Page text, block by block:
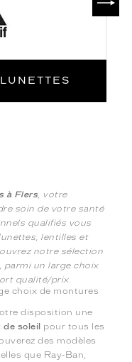
à Flers, votre
soin de votre santé
qualifiés vous
lentilles et
notre sélection
parmi un large choix
qualité/prix.
choix de montures
disposition une
soleil pour tous les
des modèles
que Ray-Ban,